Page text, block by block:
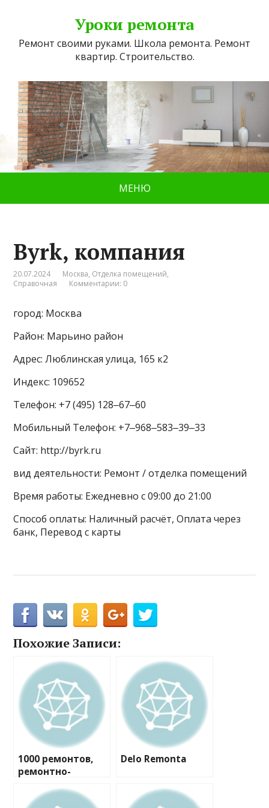
Уроки ремонта
Ремонт своими руками. Школа ремонта. Ремонт
квартир. Строительство.
МЕНЮ
Byrk, компания
20.07.2024 Москва, Отделка помещений,
Справочная
Комментарии: 0
город: Москва
Район: Марьино район
Адрес: Люблинская улица, 165 к2
Индекс: 109652
Телефон: +7 (495) 128‒67‒60
Мобильный Телефон: +7‒968‒583‒39‒33
Сайт: http://byrk.ru
вид деятельности: Ремонт / отделка помещений
Время работы: Ежедневно с 09:00 до 21:00
Способ оплаты: Наличный расчёт, Оплата через
банк, Перевод с карты
Похожие Записи:
1000 ремонтов,
ремонтно-
компания
Delo Remonta